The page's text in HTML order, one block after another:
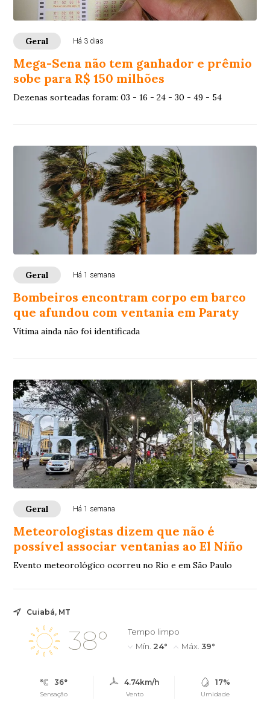
Geral Há 3 dias
Mega-Sena não tem ganhador e prêmio
sobe para R$ 150 milhões
Dezenas sorteadas foram: 03 - 16 - 24 - 30 - 49 - 54
Geral Há 1 semana
Bombeiros encontram corpo em barco
que afundou com ventania em Paraty
Vítima ainda não foi identificada
Geral Há 1 semana
Meteorologistas dizem que não é
possível associar ventanias ao El Niño
Evento meteorológico ocorreu no Rio e em São Paulo
Cuiabá, MT
38°
Tempo limpo
Mín. 24° Máx. 39°
36°
Sensação
4.74km/h
Vento
17%
Umidade